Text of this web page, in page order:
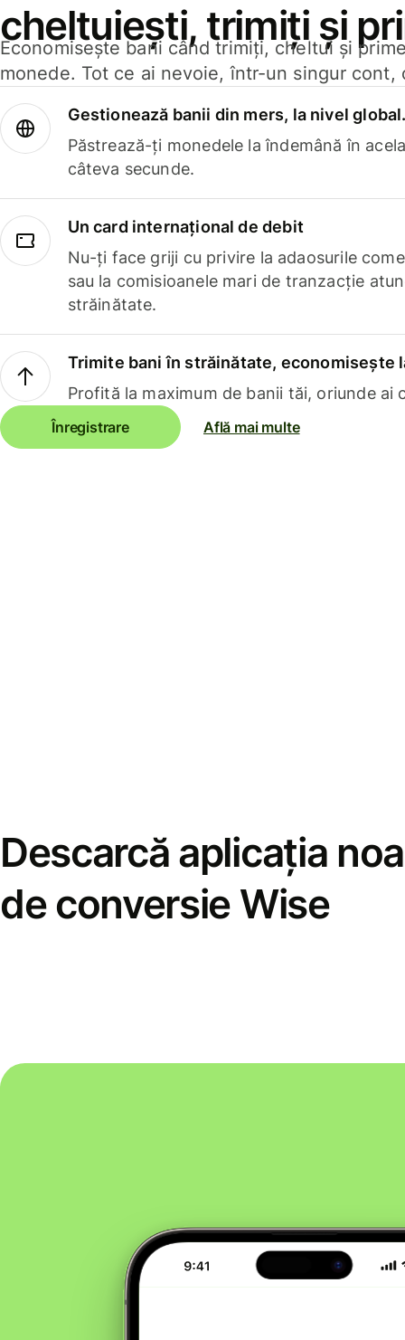
cheltuiești, trimiți și
Economisește bani când trimiți, cheltui și
monede. Tot ce ai nevoie, într-un singur cont,
Gestionează banii din mers, la nivel
Păstrează-ți monedele la îndemână în
câteva secunde.
Un card internațional de debit
Nu-ți face griji cu privire la adaosurile
sau la comisioanele mari de tranzacție
străinătate.
Trimite bani în străinătate, economisește
Profită la maximum de banii tăi, oriunde ai
Înregistrare Află mai multe
Descarcă aplicația
de conversie Wise